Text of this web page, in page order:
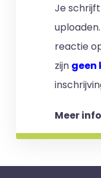
Je
reactie
zijn geen
Meer